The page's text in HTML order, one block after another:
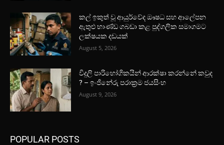
කල් ඉකුත් වූ ආයුර්වේද ඖෂධ සහ ආලේපන
ඇතුළු භාණ්ඩ ගබඩා කළ පුද්ගලික සමාගමට
ලක්ෂයක දඩයක්
August 5, 2026
විදුලි පාරිභෝගිකයින් ආරක්ෂා කරන්නේ කවුද
? – ඉංජිනේරු පරාක්‍රම ජයසිංහ
August 9, 2026
POPULAR POSTS